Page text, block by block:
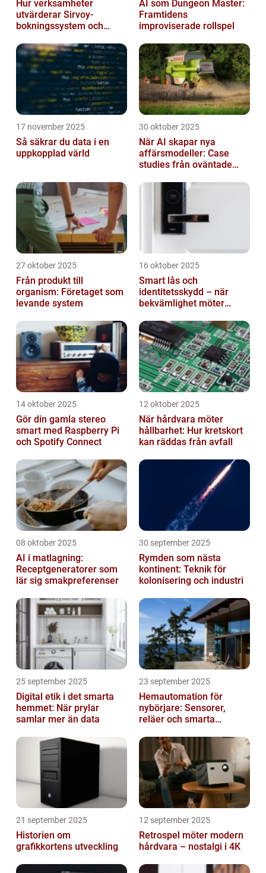
Hur verksamheter
utvärderar Sirvoy-
bokningssystem och
AI som Dungeon Master:
Framtidens
improviserade rollspel
17 november 2025
Så säkrar du data i en
uppkopplad värld
30 oktober 2025
När AI skapar nya
affärsmodeller: Case
studies från oväntade
27 oktober 2025
Från produkt till
organism: Företaget som
levande system
16 oktober 2025
Smart lås och
identitetsskydd – när
bekvämlighet möter
14 oktober 2025
Gör din gamla stereo
smart med Raspberry Pi
och Spotify Connect
12 oktober 2025
När hårdvara möter
hållbarhet: Hur kretskort
kan räddas från avfall
08 oktober 2025
AI i matlagning:
Receptgeneratorer som
lär sig smakpreferenser
30 september 2025
Rymden som nästa
kontinent: Teknik för
kolonisering och industri
25 september 2025
Digital etik i det smarta
hemmet: När prylar
samlar mer än data
23 september 2025
Hemautomation för
nybörjare: Sensorer,
reläer och smarta
21 september 2025
Historien om
grafikkortens utveckling
12 september 2025
Retrospel möter modern
hårdvara – nostalgi i 4K